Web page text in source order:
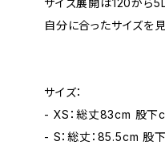
サイズ展開は120から
自分に合ったサイズを
サイズ：
- XS：総丈83cm 股下
- S：総丈：85.5cm 股